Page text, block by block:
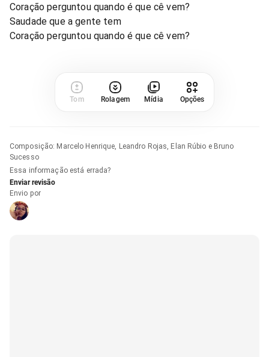
Coração perguntou quando é que cê vem?
Saudade que a gente tem
Coração perguntou quando é que cê vem?
Tom Rolagem Mídia Opções
Composição: Marcelo Henrique, Leandro Rojas, Elan Rúbio e Bruno
Sucesso
Essa informação está errada?
Enviar revisão
Envio por